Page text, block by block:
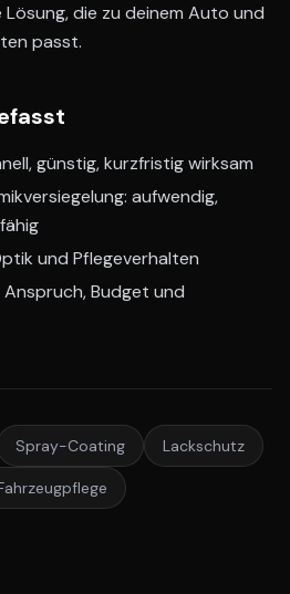
die zu deinem Auto und
passt.
günstig, kurzfristig wirksam
aufwendig,
und Pflegeverhalten
Budget und
Spray-Coating Lackschutz